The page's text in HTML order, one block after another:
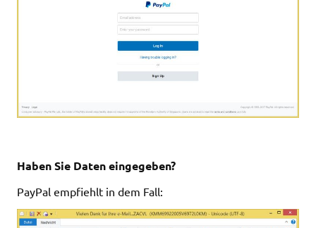
Haben Sie Daten eingegeben?
PayPal empfiehlt in dem Fall: